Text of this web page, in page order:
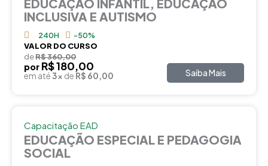
EDUCAÇÃO INFANTIL, EDUCAÇÃO
INCLUSIVA E AUTISMO
240H -50%
VALOR DO CURSO
deR$ 360,00
por R$ 180,00
em até3x de R$ 60,00 Saiba Mais
Capacitação EAD
EDUCAÇÃO ESPECIAL E PEDAGOGIA
SOCIAL